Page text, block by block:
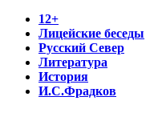
12+
Лицейские беседы
Русский Север
Литература
История
И.С.Фрадков